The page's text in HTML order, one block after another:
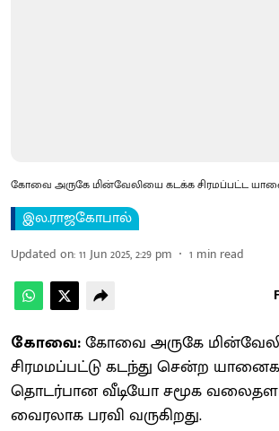
கோவை அருகே மின்வேலியை கடக்க சிரமப்பட்ட
இல.ராஜகோபால்
Updated on:11 Jun 2025, 2:29 pm 1 min read
கோவை:கோவை அருகே
சிரமமப்பட்டு கடந்து சென்ற
தொடர்பான வீடியோ சமூக
வைரலாக பரவி வருகிறது.